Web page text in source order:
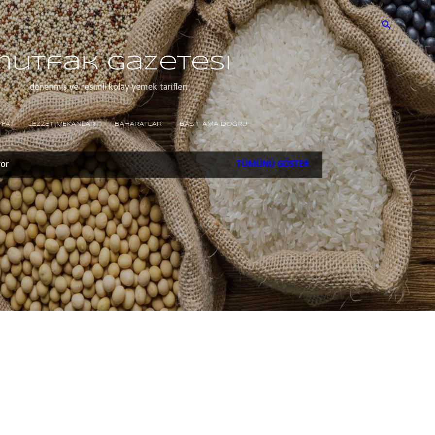
Ana içeriğe atla
gazetesi
denenmiş ve resimli kolay yemek tarifleri
LEZZET MEKANLARI BAHARATLAR BASIT AMA DOĞRU
TÜMÜNÜ GÖSTER